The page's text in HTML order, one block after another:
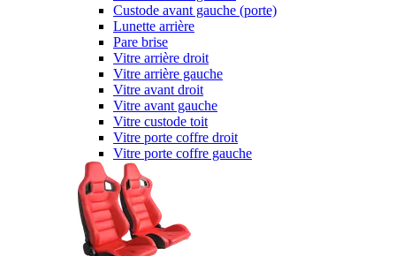
Custode avant gauche (porte)
Lunette arrière
Pare brise
Vitre arrière droit
Vitre arrière gauche
Vitre avant droit
Vitre avant gauche
Vitre custode toit
Vitre porte coffre droit
Vitre porte coffre gauche